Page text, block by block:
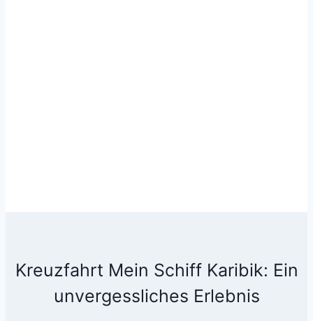
Kreuzfahrt Mein Schiff Karibik: Ein
unvergessliches Erlebnis